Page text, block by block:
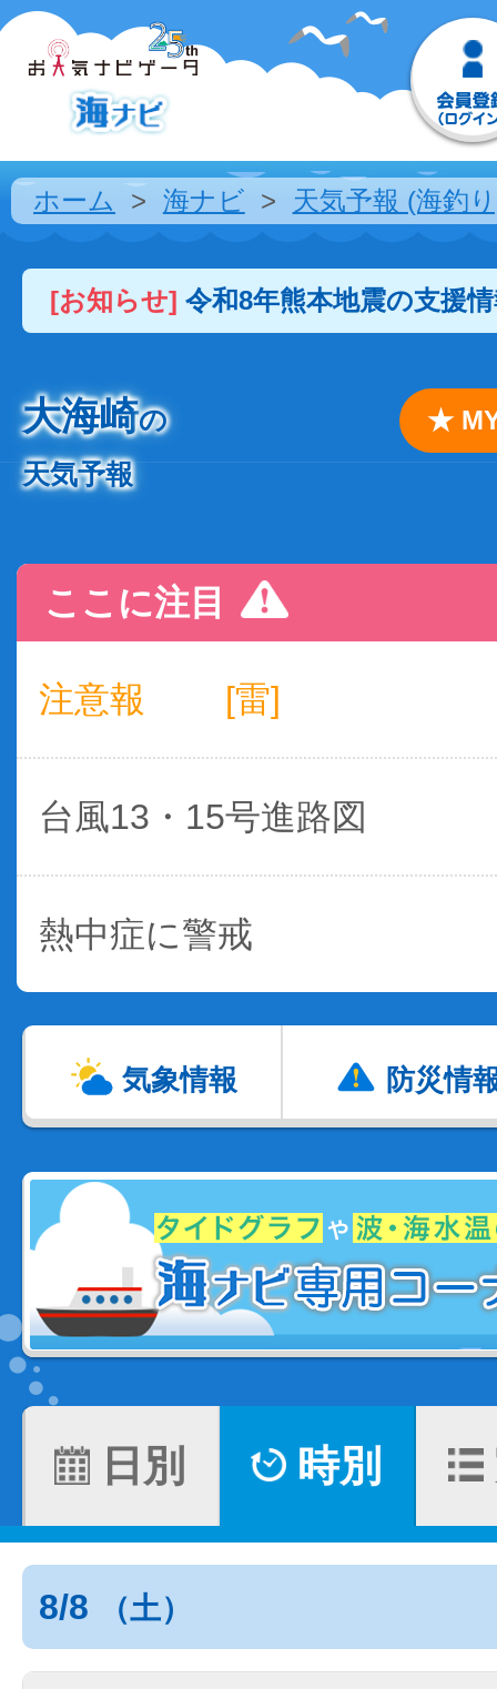
ホーム 海ナビ 天気予報 (海釣
[お知らせ] 令和8年熊本地震の支援
大海崎の
天気予報
★
ここに注目
注意報 [雷]
台風13・15号進路図
熱中症に警戒
気象情報 防災情
日別 時別
8/8 （土）